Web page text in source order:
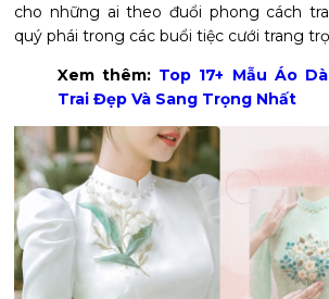
cho những ai theo đuổi phong cách
quý phái trong các buổi tiệc cưới trang
Xem thêm: Top 17+ Mẫu Áo
Trai Đẹp Và Sang Trọng Nhất